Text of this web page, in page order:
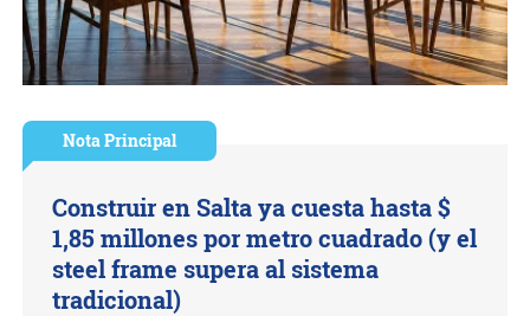
Nota Principal
Construir en Salta ya cuesta hasta $
1,85 millones por metro cuadrado (y el
steel frame supera al sistema
tradicional)